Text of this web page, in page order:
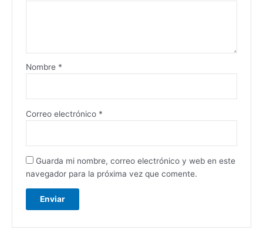
Nombre *
Correo electrónico *
Guarda mi nombre, correo electrónico y web en este
navegador para la próxima vez que comente.